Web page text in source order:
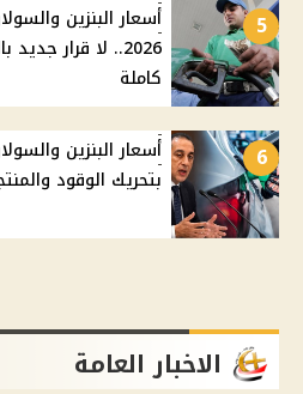
5
2026.. لا قرار
كاملة
6
أسعار البنزين
بتحريك الوقود والمنتجات
الاخبار العامة